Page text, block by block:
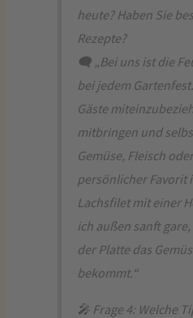
heute? Haben Sie
Rezepte?
🗨️ „Bei uns ist die
bei jedem
Gäste
mitbringen und
Gemüse, Fleisch
persönlicher Favorit
Lachsfilet mit einer
ich außen sanft
der Platte das
bekommt.“
🎤 Frage 4: Welche